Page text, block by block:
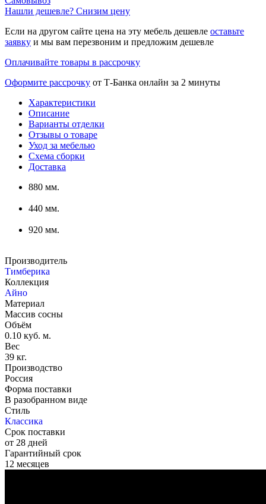
Нашли дешевле? Снизим цену
Если на другом сайте цена на эту мебель дешевле оставьте
заявку и мы вам перезвоним и предложим дешевле
Оплачивайте товары в рассрочку
Оформите рассрочку от Т-Банка онлайн за 2 минуты
Характеристики
Описание
Варианты отделки
Отзывы о товаре
Уход за мебелью
Схема сборки
Доставка
880 мм.
440 мм.
920 мм.
Производитель
Тимберика
Коллекция
Айно
Материал
Массив сосны
Объём
0.10 куб. м.
Вес
39 кг.
Производство
Россия
Форма поставки
В разобранном виде
Стиль
Классика
Срок поставки
от 28 дней
Гарантийный срок
12 месяцев